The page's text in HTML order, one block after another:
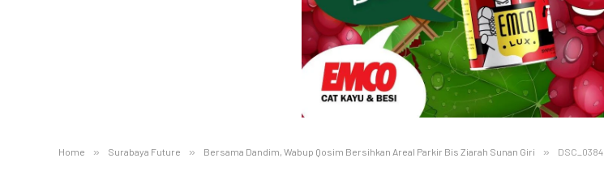
Home » Surabaya Future » Bersama Dandim, Wabup Qosim Bersihkan Areal Parkir Bis Ziarah Sunan Giri » DSC_0384